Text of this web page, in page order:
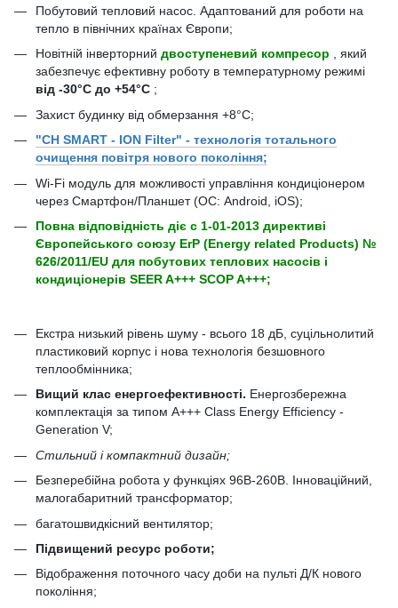
Побутовий тепловий насос. Адаптований для роботи на
тепло в північних країнах Європи;
Новітній інверторний двоступеневий компресор , який
забезпечує ефективну роботу в температурному режимі
від -30°C до +54°C ;
Захист будинку від обмерзання +8°C;
"CH SMART - ION Filter" - технологія тотального
очищення повітря нового покоління;
Wi-Fi модуль для можливості управління кондиціонером
через Смартфон/Планшет (ОС: Android, iOS);
Повна відповідність діє c 1-01-2013 директиві
Європейського союзу ErP (Energy related Products) №
626/2011/EU для побутових теплових насосів і
кондиціонерів SEER A+++ SCOP A+++;
Екстра низький рівень шуму - всього 18 дБ, суцільнолитий
пластиковий корпус і нова технологія безшовного
теплообмінника;
Вищий клас енергоефективності. Енергозбережна
комплектація за типом A+++ Class Energy Efficiency -
Generation V;
Стильний і компактний дизайн;
Безперебійна робота у функціях 96В-260В. Інноваційний,
малогабаритний трансформатор;
багатошвидкісний вентилятор;
Підвищений ресурс роботи;
Відображення поточного часу доби на пульті Д/К нового
покоління;